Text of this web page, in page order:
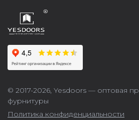
© 2017-2026, Yesdoors — оптовая
фурнитуры
Политика конфиденциальности